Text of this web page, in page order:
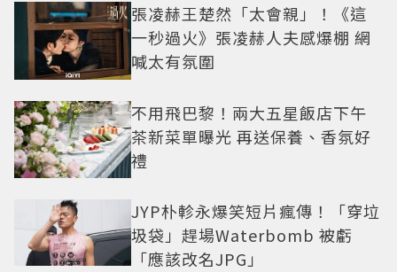
張凌赫王楚然「太會親」！《這
一秒過火》張凌赫人夫感爆棚 網
喊太有氛圍
不用飛巴黎！兩大五星飯店下午
茶新菜單曝光 再送保養、香氛好
禮
JYP朴軫永爆笑短片瘋傳！「穿垃
圾袋」趕場Waterbomb 被虧
「應該改名JPG」